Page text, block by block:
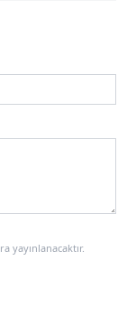
yayınlanacaktır.